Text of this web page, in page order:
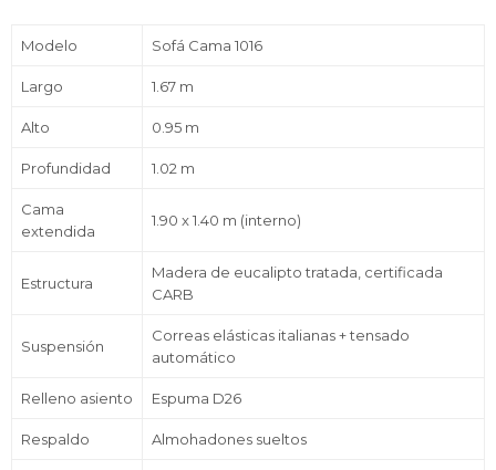
Modelo Sofá Cama 1016
Largo 1.67 m
Alto 0.95 m
Profundidad 1.02 m
Cama
extendida
1.90 x 1.40 m (interno)
Estructura
Madera de eucalipto tratada, certificada
CARB
Suspensión
Correas elásticas italianas + tensado
automático
Relleno asiento Espuma D26
Respaldo Almohadones sueltos